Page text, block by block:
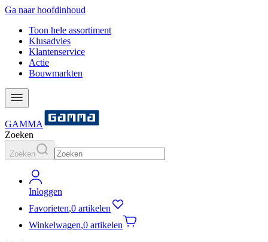
Ga naar hoofdinhoud
Toon hele assortiment
Klusadvies
Klantenservice
Actie
Bouwmarkten
GAMMA
Zoeken
Zoeken
Inloggen
Favorieten,0 artikelen
Winkelwagen,0 artikelen